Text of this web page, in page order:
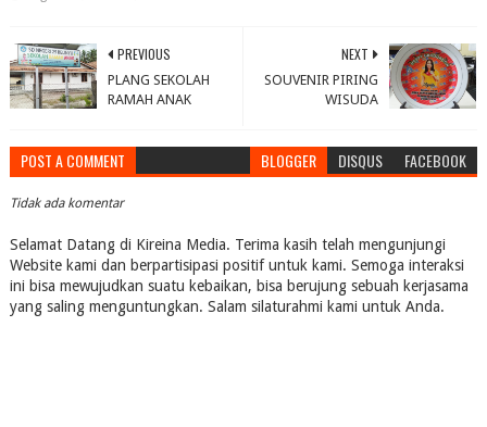
NEXT
SOUVENIR PIRING
WISUDA
PREVIOUS
PLANG SEKOLAH
RAMAH ANAK
POST A COMMENT BLOGGER DISQUS FACEBOOK
Tidak ada komentar
Selamat Datang di Kireina Media. Terima kasih telah mengunjungi
Website kami dan berpartisipasi positif untuk kami. Semoga interaksi
ini bisa mewujudkan suatu kebaikan, bisa berujung sebuah kerjasama
yang saling menguntungkan. Salam silaturahmi kami untuk Anda.